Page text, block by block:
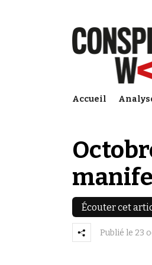
Accueil
Écouter cet
Publié le 23